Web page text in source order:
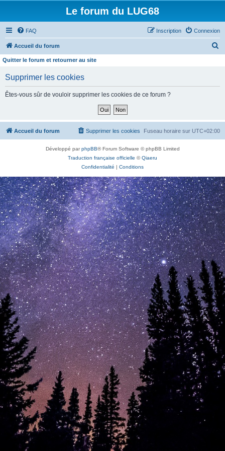
Le forum du LUG68
FAQ Connexion
Inscription
Accueil du forum
h
Quitter le forum et retourner au site
Supprimer les cookies
Êtes-vous sûr de vouloir supprimer les cookies de ce forum ?
Accueil du forum Fuseau horaire sur UTC+02:00
Supprimer les cookies
Développé parphpBB® Forum Software © phpBB Limited
Traduction française officielle ©Qiaeru
Confidentialité | Conditions